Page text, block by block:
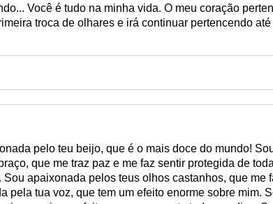
Você é tudo na minha vida. O meu coração
troca de olhares e irá continuar pertencendo
pelo teu beijo, que é o mais doce do mundo!
que me traz paz e me faz sentir protegida de
Sou apaixonada pelos teus olhos castanhos, que me
pela tua voz, que tem um efeito enorme sobre mim.